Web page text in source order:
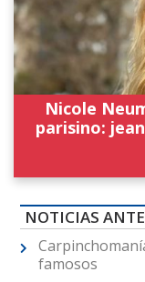
Nicole
parisino:
NOTICIAS
famosos